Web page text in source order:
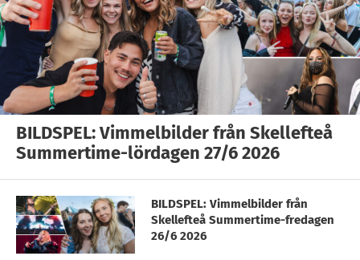
BILDSPEL: Vimmelbilder från Skellefteå
Summertime-lördagen 27/6 2026
BILDSPEL: Vimmelbilder från
Skellefteå Summertime-fredagen
26/6 2026